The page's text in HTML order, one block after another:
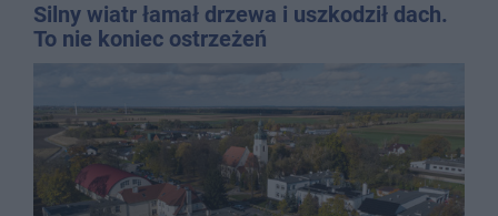
Silny wiatr łamał drzewa i uszkodził dach.
To nie koniec ostrzeżeń